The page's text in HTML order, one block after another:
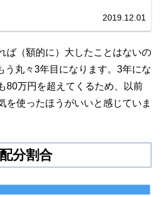
2019.12.01
ば（額的に）大したことはないの
う丸々3年目になります。3年にな
80万円を超えてくるため、以前
を使ったほうがいいと感じていま
分割合